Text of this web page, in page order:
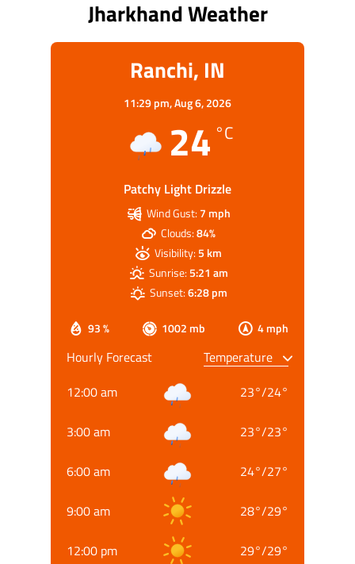
Jharkhand Weather
Ranchi, IN
11:29 pm,Aug 6, 2026
24 °C
Patchy Light Drizzle
93 % 1002 mb 4 mph
Wind Gust: 7 mph
Clouds:84%
Visibility:5 km
Sunrise:5:21 am
Sunset:6:28 pm
Hourly Forecast
12:00 am
23°/24°
3:00 am 23°/23°
6:00 am 24°/27°
9:00 am 28°/29°
12:00 pm 29°/29°